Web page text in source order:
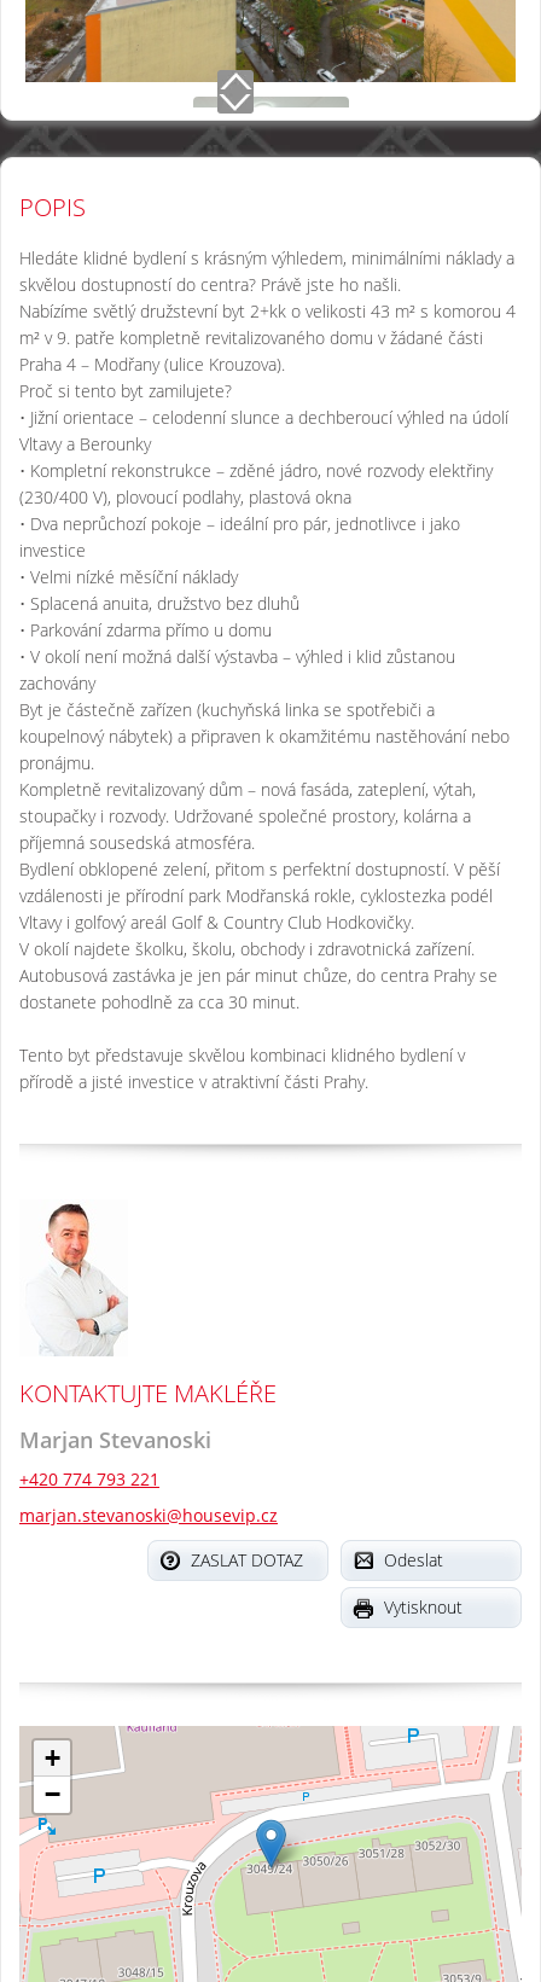
POPIS
Hledáte klidné bydlení s krásným výhledem, minimálními náklady a
skvělou dostupností do centra? Právě jste ho našli.
Nabízíme světlý družstevní byt 2+kk o velikosti 43 m² s komorou 4
m² v 9. patře kompletně revitalizovaného domu v žádané části
Praha 4 – Modřany (ulice Krouzova).
Proč si tento byt zamilujete?
• Jižní orientace – celodenní slunce a dechberoucí výhled na údolí
Vltavy a Berounky
• Kompletní rekonstrukce – zděné jádro, nové rozvody elektřiny
(230/400 V), plovoucí podlahy, plastová okna
• Dva neprůchozí pokoje – ideální pro pár, jednotlivce i jako
investice
• Velmi nízké měsíční náklady
• Splacená anuita, družstvo bez dluhů
• Parkování zdarma přímo u domu
• V okolí není možná další výstavba – výhled i klid zůstanou
zachovány
Byt je částečně zařízen (kuchyňská linka se spotřebiči a
koupelnový nábytek) a připraven k okamžitému nastěhování nebo
pronájmu.
Kompletně revitalizovaný dům – nová fasáda, zateplení, výtah,
stoupačky i rozvody. Udržované společné prostory, kolárna a
příjemná sousedská atmosféra.
Bydlení obklopené zelení, přitom s perfektní dostupností. V pěší
vzdálenosti je přírodní park Modřanská rokle, cyklostezka podél
Vltavy i golfový areál Golf & Country Club Hodkovičky.
V okolí najdete školku, školu, obchody i zdravotnická zařízení.
Autobusová zastávka je jen pár minut chůze, do centra Prahy se
dostanete pohodlně za cca 30 minut.
Tento byt představuje skvělou kombinaci klidného bydlení v
přírodě a jisté investice v atraktivní části Prahy.
KONTAKTUJTE MAKLÉŘE
Marjan Stevanoski
+420 774 793 221
marjan.stevanoski@housevip.cz
Odeslat
ZASLAT DOTAZ
Vytisknout
+
−